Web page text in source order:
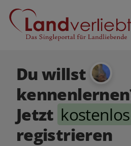
Du willst
Jetzt kostenlos
registrieren